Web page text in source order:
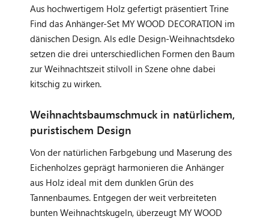
Aus hochwertigem Holz gefertigt präsentiert Trine
Find das Anhänger-Set MY WOOD DECORATION im
dänischen Design. Als edle Design-Weihnachtsdeko
setzen die drei unterschiedlichen Formen den Baum
zur Weihnachtszeit stilvoll in Szene ohne dabei
kitschig zu wirken.
Weihnachtsbaumschmuck in natürlichem,
puristischem Design
Von der natürlichen Farbgebung und Maserung des
Eichenholzes geprägt harmonieren die Anhänger
aus Holz ideal mit dem dunklen Grün des
Tannenbaumes. Entgegen der weit verbreiteten
bunten Weihnachtskugeln, überzeugt MY WOOD